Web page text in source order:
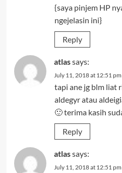
{saya pinjem HP
ngejelasin ini}
Reply
atlassays:
July 11, 2018 at 12:51 pm
tapi ane jg blm liat
aldegyr atau
🙂 terima kasih
Reply
atlassays:
July 11, 2018 at 12:51 pm